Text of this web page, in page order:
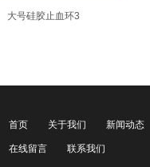
大号硅胶止血环3
首页 关于我们 新闻动态
在线留言 联系我们